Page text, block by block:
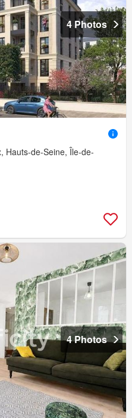
4 Photos
Hauts-de-Seine, Île-de-
4 Photos